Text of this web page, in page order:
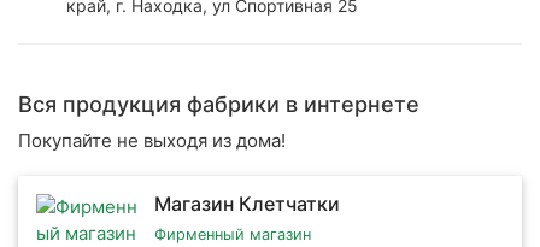
край, г. Находка, ул Спортивная 25
Вся продукция фабрики в интернете
Покупайте не выходя из дома!
Магазин Клетчатки
Фирменный магазин